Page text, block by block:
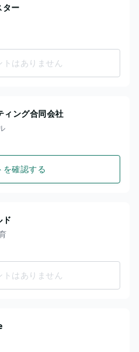
ター
トはありません
ィング合同会社
を確認する
ド
トはありません